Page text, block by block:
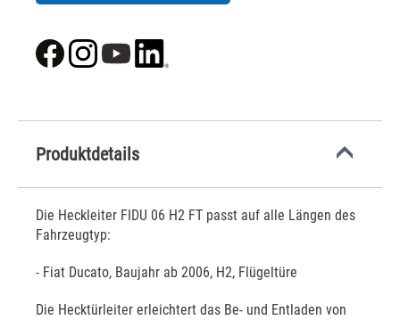
Produktdetails
Die Heckleiter FIDU 06 H2 FT passt auf alle Längen des
Fahrzeugtyp:
- Fiat Ducato, Baujahr ab 2006, H2, Flügeltüre
Die Hecktürleiter erleichtert das Be- und Entladen von